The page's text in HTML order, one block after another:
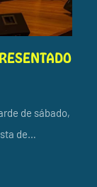
de sábado,
de…